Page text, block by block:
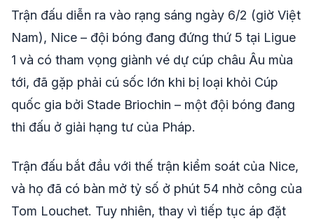
Trận đấu diễn ra vào rạng sáng ngày 6/2 (giờ Việt
Nam), Nice – đội bóng đang đứng thứ 5 tại Ligue
1 và có tham vọng giành vé dự cúp châu Âu mùa
tới, đã gặp phải cú sốc lớn khi bị loại khỏi Cúp
quốc gia bởi Stade Briochin – một đội bóng đang
thi đấu ở giải hạng tư của Pháp.
Trận đấu bắt đầu với thế trận kiểm soát của Nice,
và họ đã có bàn mở tỷ số ở phút 54 nhờ công của
Tom Louchet. Tuy nhiên, thay vì tiếp tục áp đặt